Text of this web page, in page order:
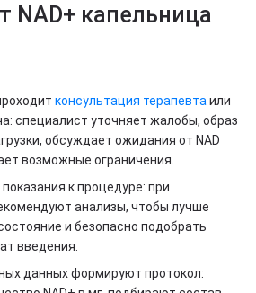
NAD+ капельница
консультация терапевта или
специалист уточняет жалобы, образ
обсуждает ожидания от NAD
возможные ограничения.
к процедуре: при
анализы, чтобы лучше
и безопасно подобрать
введения.
данных формируют протокол: